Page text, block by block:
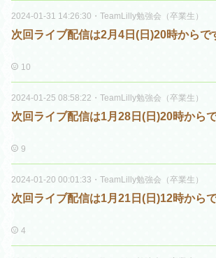
2024-01-31 14:26:30 ・ TeamLilly勉強会（卒業生）
次回ライブ配信は2月4日(日)20時からで
10
2024-01-25 08:58:22 ・ TeamLilly勉強会（卒業生）
次回ライブ配信は1月28日(日)20時から
9
2024-01-20 00:01:33 ・ TeamLilly勉強会（卒業生）
次回ライブ配信は1月21日(日)12時から
4